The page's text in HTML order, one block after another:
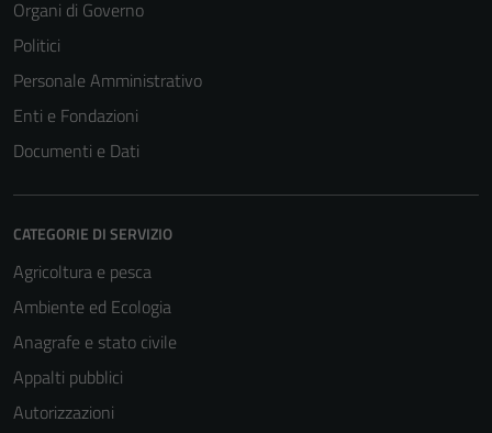
Organi di Governo
Politici
Personale Amministrativo
Enti e Fondazioni
Documenti e Dati
CATEGORIE DI SERVIZIO
Agricoltura e pesca
Ambiente ed Ecologia
Anagrafe e stato civile
Appalti pubblici
Autorizzazioni